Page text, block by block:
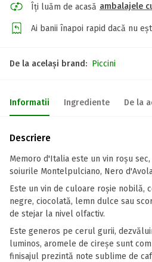
Îți luăm de acasă ambalajele
Ai banii înapoi rapid dacă nu
De la același brand: Piccini
Informatii Ingrediente De la
Descriere
Memoro d'Italia este un vin roșu
soiurile Montelpulciano, Nero
Este un vin de culoare roșie nobilă,
negre, ciocolată, lemn dulce sau
de stejar la nivel olfactiv.
Este generos pe cerul gurii,
luminos, aromele de cireșe sunt
finisajul prezintă note sublime de